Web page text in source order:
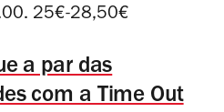
25€-28,50€
a par das
com a Time Out